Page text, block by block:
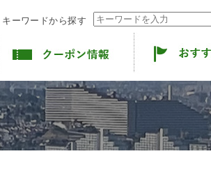
キーワードから探す